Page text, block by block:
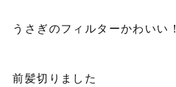
うさぎのフィルターかわいい！
前髪切りました